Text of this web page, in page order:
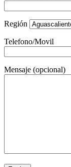
Región
Telefono/Movil
Mensaje (opcional)